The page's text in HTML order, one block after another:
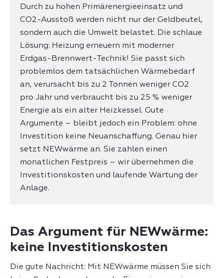
Durch zu hohen Primärenergieeinsatz und
CO2-Ausstoß werden nicht nur der Geldbeutel,
sondern auch die Umwelt belastet. Die schlaue
Lösung: Heizung erneuern mit moderner
Erdgas-Brennwert-Technik! Sie passt sich
problemlos dem tatsächlichen Wärmebedarf
an, verursacht bis zu 2 Tonnen weniger CO2
pro Jahr und verbraucht bis zu 25 % weniger
Energie als ein alter Heizkessel. Gute
Argumente – bleibt jedoch ein Problem: ohne
Investition keine Neuanschaffung. Genau hier
setzt NEWwärme an. Sie zahlen einen
monatlichen Festpreis – wir übernehmen die
Investitionskosten und laufende Wartung der
Anlage.
Das Argument für NEWwärme:
Die gute Nachricht: Mit NEWwärme müssen Sie sich